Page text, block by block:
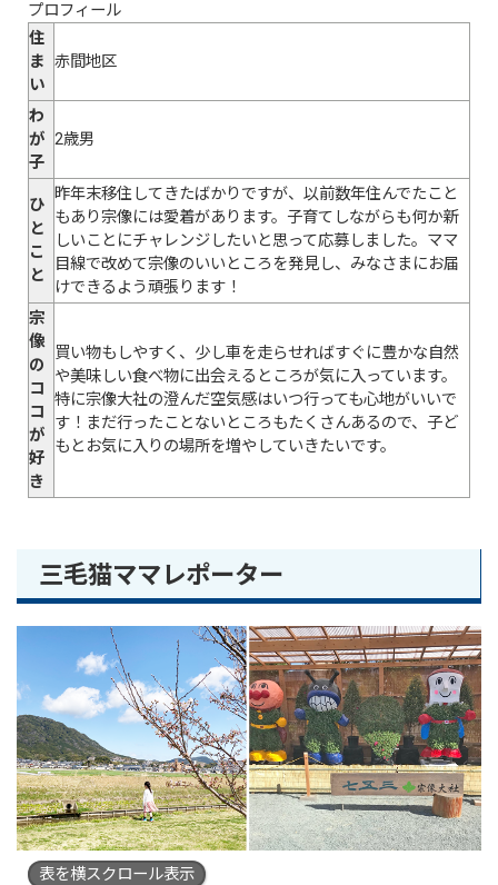
プロフィール
住
ま
い
赤間地区
わ
が
子
2歳男
ひ
と
こ
と
昨年末移住してきたばかりですが、以前数年住んでたこと
もあり宗像には愛着があります。子育てしながらも何か新
しいことにチャレンジしたいと思って応募しました。ママ
目線で改めて宗像のいいところを発見し、みなさまにお届
けできるよう頑張ります！
宗
像
の
コ
コ
が
好
き
買い物もしやすく、少し車を走らせればすぐに豊かな自然
や美味しい食べ物に出会えるところが気に入っています。
特に宗像大社の澄んだ空気感はいつ行っても心地がいいで
す！まだ行ったことないところもたくさんあるので、子ど
もとお気に入りの場所を増やしていきたいです。
三毛猫ママレポーター
表を横スクロール表示